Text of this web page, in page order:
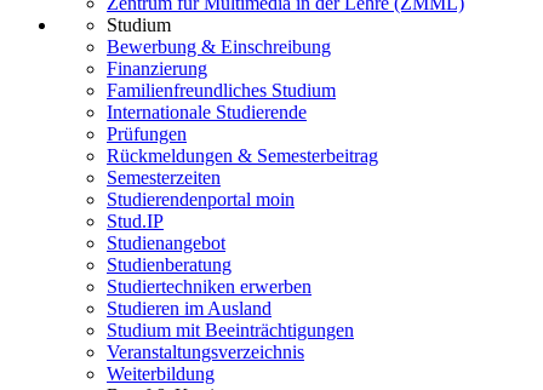
Studium
Bewerbung & Einschreibung
Finanzierung
Familienfreundliches Studium
Internationale Studierende
Prüfungen
Rückmeldungen & Semesterbeitrag
Semesterzeiten
Studierendenportal moin
Stud.IP
Studienangebot
Studienberatung
Studiertechniken erwerben
Studieren im Ausland
Studium mit Beeinträchtigungen
Veranstaltungsverzeichnis
Weiterbildung